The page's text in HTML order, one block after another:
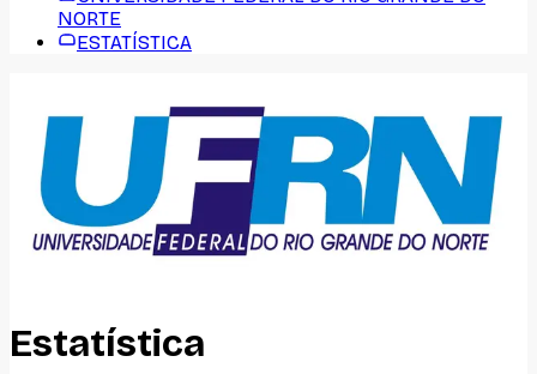
NORTE
ESTATÍSTICA
Estatística